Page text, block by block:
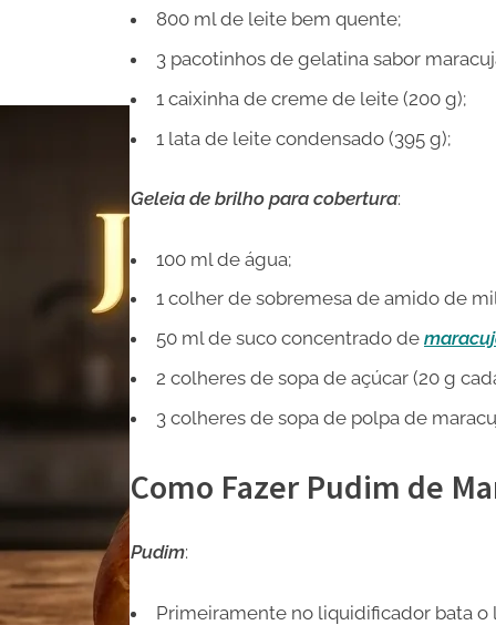
800 ml de leite bem quente;
3 pacotinhos de gelatina sabor
1 caixinha de creme de leite (200 g);
1 lata de leite condensado (395 g);
Geleia de brilho para cobertura:
100 ml de água;
1 colher de sobremesa de amido de
50 ml de suco concentrado de
2 colheres de sopa de açúcar (20 g
3 colheres de sopa de polpa de
Como Fazer Pudim de
Pudim:
Primeiramente no liquidificador bata